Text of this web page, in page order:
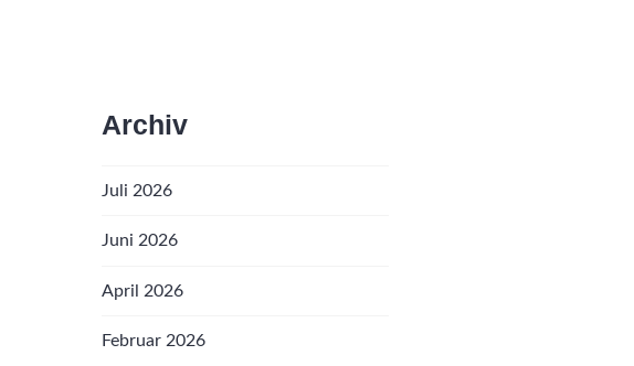
Archiv
Juli 2026
Juni 2026
April 2026
Februar 2026